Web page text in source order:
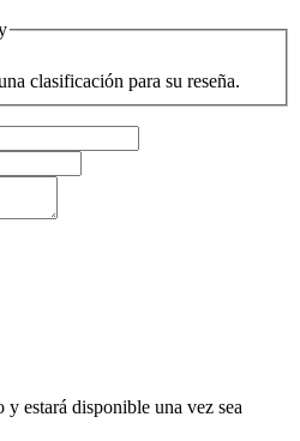
clasificación para su reseña.
estará disponible una vez sea